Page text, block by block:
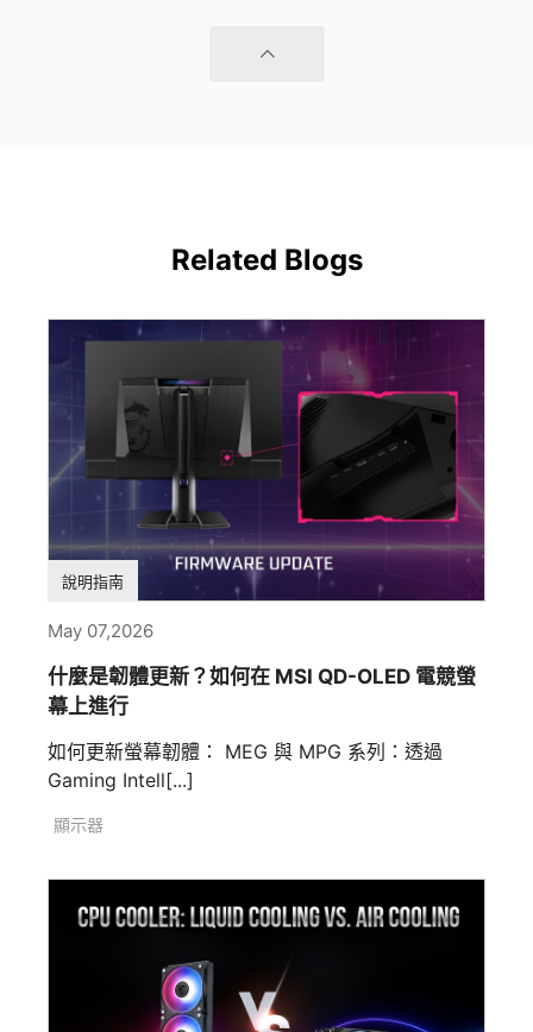
Related Blogs
說明指南
May 07,2026
什麼是韌體更新？如何在 MSI QD-OLED 電競螢
幕上進行
如何更新螢幕韌體： MEG 與 MPG 系列：透過
Gaming Intell[...]
顯示器